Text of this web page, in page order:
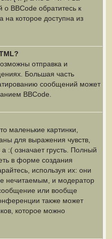
BBCode обратитесь к
на которое доступна из
отправка и
Большая часть
сообщений может
BBCode.
маленькие картинки,
для выражения чувств,
:( означает грусть. Полный
в форме создания
используя их: они
нечитаемым, и модератор
или вообще
также может
которое можно